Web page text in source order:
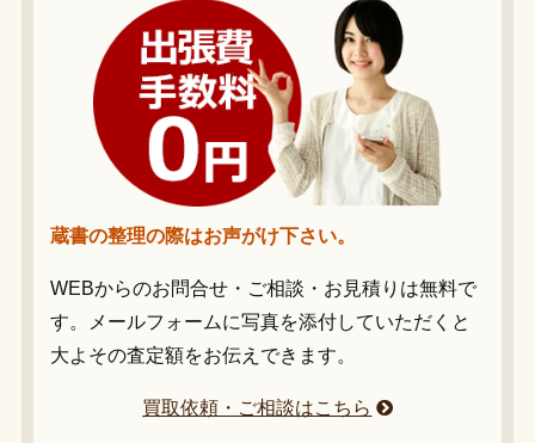
蔵書の整理の際はお声がけ下さい。
WEBからのお問合せ・ご相談・お見積りは無料で
す。メールフォームに写真を添付していただくと
大よその査定額をお伝えできます。
買取依頼・ご相談はこちら